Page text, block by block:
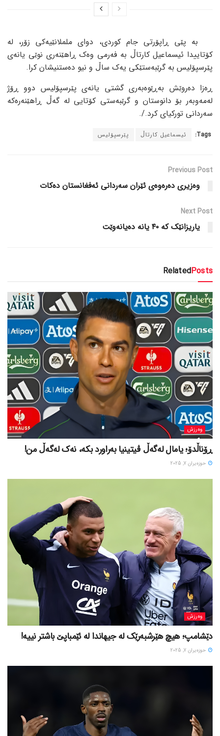
بە پێی ڕاپۆرتی جام کوردی، دوای ململانێیەکی زۆر، لە
کۆتاییدا ئیسماعیل کارتاڵ بە فەرمی وەک ڕاهێنەری نوێی یانەی
پێرسپۆلیس بە گرێبەستێکی یەک ساڵ و نیو دەستنیشان کرا.
ڕەزا دەروێش بەڕێوەبەری گشتی یانەی پێرسپۆلیس دوو ڕۆژ
لەمەوبەر بۆ دانوستان و گرێبەستی کۆتایی لە گەڵ ڕاهێنەرەکە
سەردانی تورکیای کرد./.
Tags: ئیسماعیل کارتاڵ پێرسپۆلیس
Previous Post
وەزیری دەرەوەی ئێران سەردانی ئەفغانستان دەکات
Next Post
یاریزانێک کە ٤٠ یانە دەیانەوێت
RelatedPosts
وەرزش
ڕۆناڵدۆ؛ یامال لەگەڵ ڤیتینیا بەراورد بکە، نەک لەگەڵ من!
حوزه‌یران 7, 2025
وەرزش
دێشامپ؛ هیچ هێرشبەرێک لە جیهاندا لە ئێمباپێ باشتر نییە!
حوزه‌یران 7, 2025